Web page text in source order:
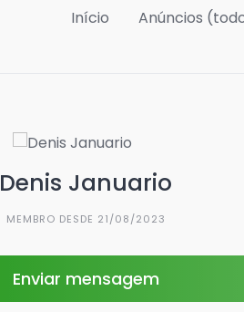
Início Anúncios
Denis Januario
MEMBRO DESDE 21/08/2023
Enviar mensagem